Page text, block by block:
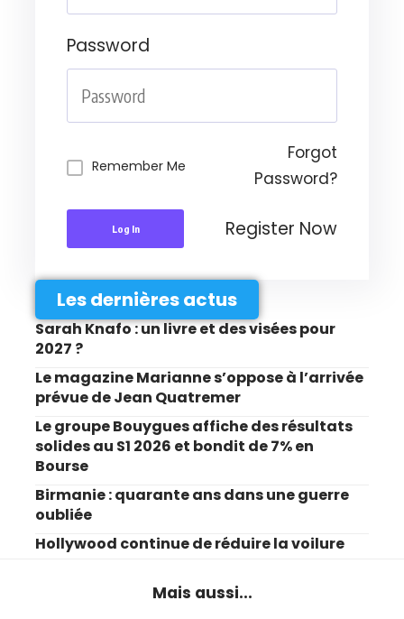
Password
Remember Me
Forgot
Password?
Log In Register Now
Les dernières actus
Sarah Knafo : un livre et des visées pour
2027 ?
Le magazine Marianne s’oppose à l’arrivée
prévue de Jean Quatremer
Le groupe Bouygues affiche des résultats
solides au S1 2026 et bondit de 7% en
Bourse
Birmanie : quarante ans dans une guerre
oubliée
Hollywood continue de réduire la voilure
Mais aussi...